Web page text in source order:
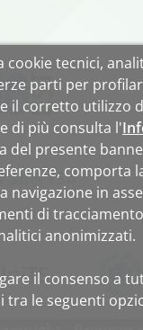
TS
cookie tecnici,
parti per
il corretto utilizzo
di più consulta l'
del presente
comporta
navigazione in
di
anonimizzati.
il consenso a
tra le seguenti